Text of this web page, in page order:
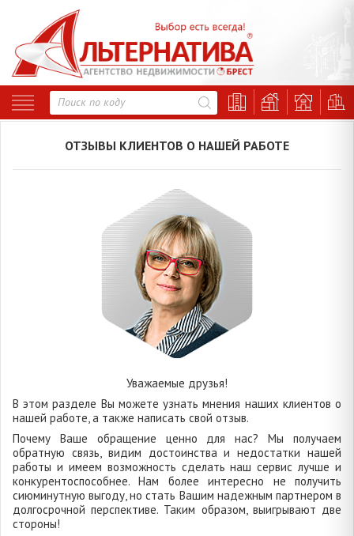
Уважаемые друзья!
В этом разделе Вы можете узнать мнения наших клиентов о
нашей работе, а также написать свой отзыв.
Почему Ваше обращение ценно для нас? Мы получаем
обратную связь, видим достоинства и недостатки нашей
работы и имеем возможность сделать наш сервис лучше и
конкурентоспособнее. Нам более интересно не получить
сиюминутную выгоду, но стать Вашим надежным партнером в
долгосрочной перспективе. Таким образом, выигрывают две
стороны!